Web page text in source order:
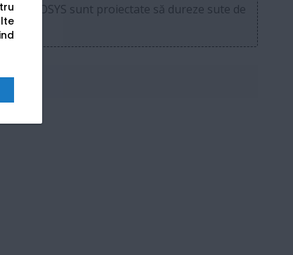
ECOSYS sunt proiectate să dureze sute de